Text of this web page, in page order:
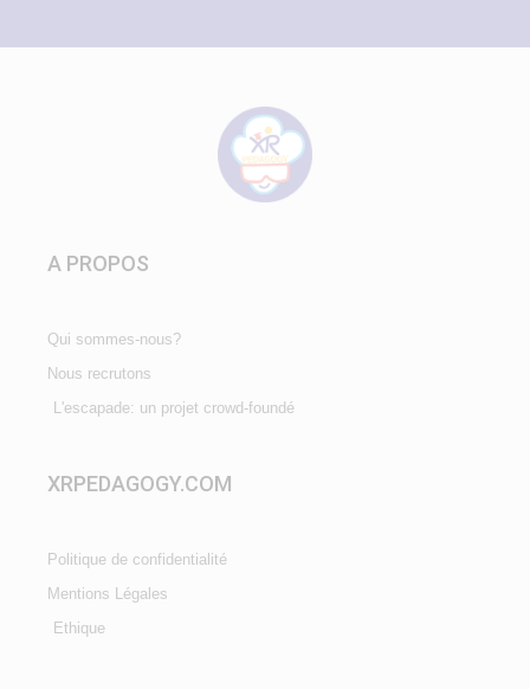
A PROPOS
Qui sommes-nous?
Nous recrutons
L'escapade: un projet crowd-foundé
XRPEDAGOGY.COM
Politique de confidentialité
Mentions Légales
Ethique